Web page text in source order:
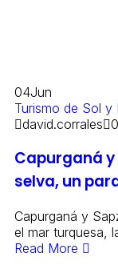
04Jun
Turismo de Sol y
david.corrales
Capurganá y
selva, un
Capurganá y
el mar turquesa,
Read More